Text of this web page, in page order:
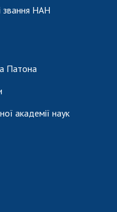
звання НАН
Патона
академії наук